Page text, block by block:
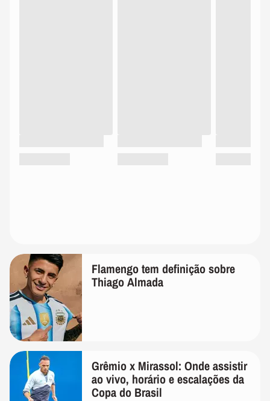
Flamengo tem definição sobre
Thiago Almada
Grêmio x Mirassol: Onde assistir
ao vivo, horário e escalações da
Copa do Brasil